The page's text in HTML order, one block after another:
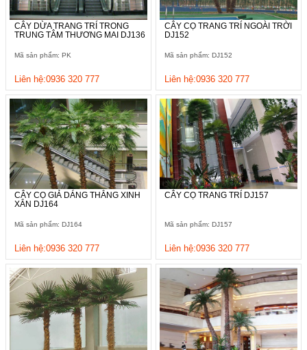
CÂY DỪA TRANG TRÍ TRONG
TRUNG TÂM THƯƠNG MAI DJ136
Mã sản phẩm: PK
Liên hệ:0936 320 777
CÂY CỌ TRANG TRÍ NGOÀI TRỜI
DJ152
Mã sản phẩm: DJ152
Liên hệ:0936 320 777
CÂY CỌ GIẢ DÁNG THẲNG XINH
XẮN DJ164
Mã sản phẩm: DJ164
Liên hệ:0936 320 777
CÂY CỌ TRANG TRÍ DJ157
Mã sản phẩm: DJ157
Liên hệ:0936 320 777